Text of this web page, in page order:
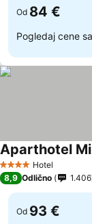
Od 84 €
Pogledaj cene sa
4 ZvezdiceHotel
Aparthotel
8,9 Odlično 1.406
Od 93 €